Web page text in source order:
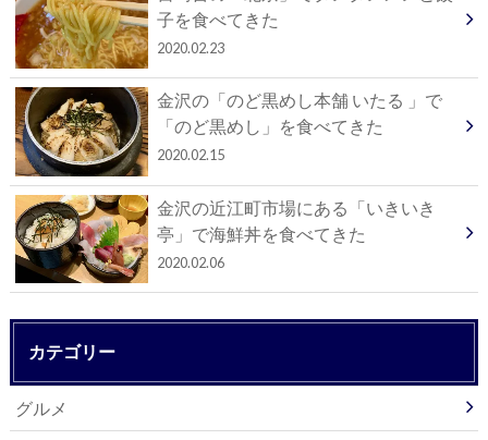
子を食べてきた
2020.02.23
金沢の「のど黒めし本舗 いたる 」で
「のど黒めし」を食べてきた
2020.02.15
金沢の近江町市場にある「いきいき
亭」で海鮮丼を食べてきた
2020.02.06
カテゴリー
グルメ